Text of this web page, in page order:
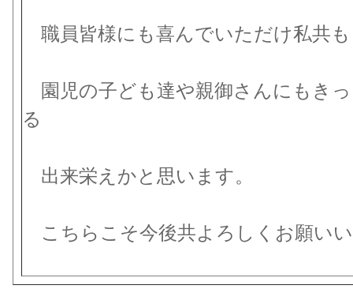
職員皆様にも喜んでいただけ私共
園児の子ども達や親御さんにもき
る
出来栄えかと思います。
こちらこそ今後共よろしくお願い